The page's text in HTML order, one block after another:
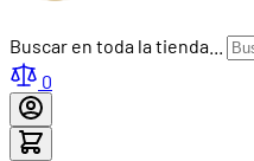
Buscar en toda la tienda...
0